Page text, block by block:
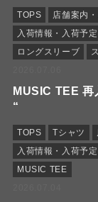
TOPS 店舗案内
入荷情報・入荷予定
ロングスリーブ
MUSIC TEE
“
TOPS Tシャツ
入荷情報・入荷予定
MUSIC TEE